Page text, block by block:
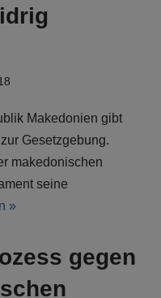
Makedonien gibt
Gesetzgebung.
makedonischen
seine
»
gegen